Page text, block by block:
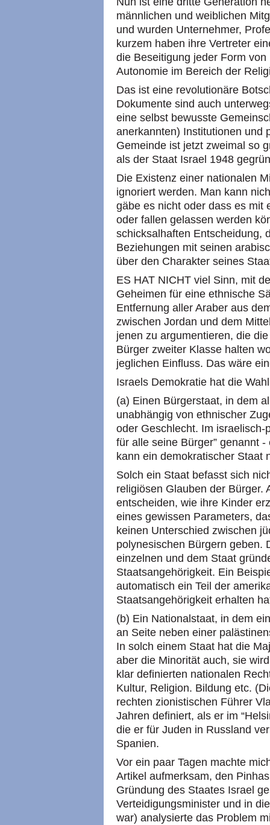
männlichen und weiblichen
und wurden Unternehmer,
kurzem haben ihre Vertreter
die Beseitigung jeder Form
Autonomie im Bereich der
Das ist eine revolutionäre
Dokumente sind auch
eine selbst bewusste
anerkannten) Institutionen und
Gemeinde ist jetzt zweimal so
als der Staat Israel 1948
Die Existenz einer nationalen
ignoriert werden. Man kann
gäbe es nicht oder dass es mit
oder fallen gelassen werden
schicksalhaften Entscheidung,
Beziehungen mit seinen
über den Charakter seines
ES HAT NICHT viel Sinn, mit
Geheimen für eine ethnische
Entfernung aller Araber aus
zwischen Jordan und dem
jenen zu argumentieren, die
Bürger zweiter Klasse halten
jeglichen Einfluss. Das wäre
Israels Demokratie hat die
(a) Einen Bürgerstaat, in dem
unabhängig von ethnischer
oder Geschlecht. Im israelisch-
für alle seine Bürger” genannt
kann ein demokratischer Staat
Solch ein Staat befasst sich
religiösen Glauben der Bürger.
entscheiden, wie ihre Kinder
eines gewissen Parameters,
keinen Unterschied zwischen
polynesischen Bürgern geben.
einzelnen und dem Staat
Staatsangehörigkeit. Ein
automatisch ein Teil der
Staatsangehörigkeit erhalten
(b) Ein Nationalstaat, in dem
an Seite neben einer
In solch einem Staat hat die
aber die Minorität auch, sie
klar definierten nationalen
Kultur, Religion. Bildung etc.
rechten zionistischen Führer
Jahren definiert, als er im
die er für Juden in Russland
Spanien.
Vor ein paar Tagen machte
Artikel aufmerksam, den
Gründung des Staates Israel
Verteidigungsminister und in
war) analysierte das Problem